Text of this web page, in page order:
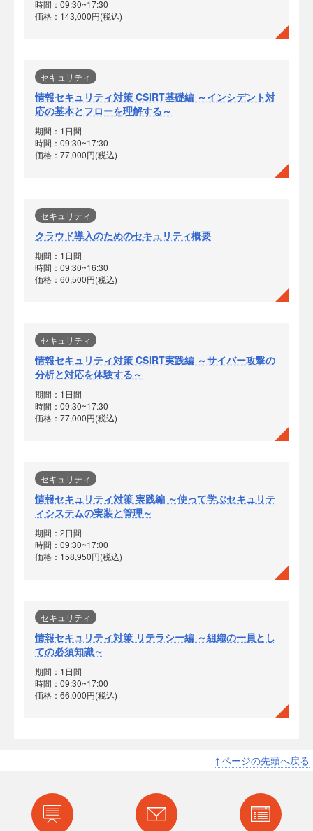
時間：09:30~17:30
価格：143,000円(税込)
セキュリティ
情報セキュリティ対策 CSIRT基礎編 ～インシデント対
応の基本とフローを理解する～
期間：1日間
時間：09:30~17:30
価格：77,000円(税込)
セキュリティ
クラウド導入のためのセキュリティ概要
期間：1日間
時間：09:30~16:30
価格：60,500円(税込)
セキュリティ
情報セキュリティ対策 CSIRT実践編 ～サイバー攻撃の
分析と対応を体験する～
期間：1日間
時間：09:30~17:30
価格：77,000円(税込)
セキュリティ
情報セキュリティ対策 実践編 ～使って学ぶセキュリテ
ィシステムの実装と管理～
期間：2日間
時間：09:30~17:00
価格：158,950円(税込)
セキュリティ
情報セキュリティ対策 リテラシー編 ～組織の一員とし
ての必須知識～
期間：1日間
時間：09:30~17:00
価格：66,000円(税込)
↑ページの先頭へ戻る